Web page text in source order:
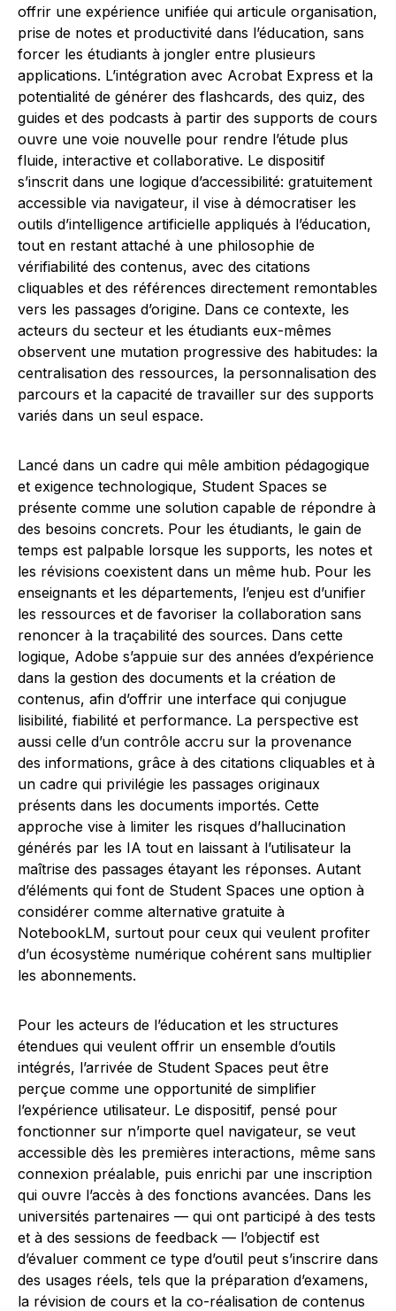
offrir une expérience unifiée qui articule organisation,
prise de notes et productivité dans l’éducation, sans
forcer les étudiants à jongler entre plusieurs
applications. L’intégration avec Acrobat Express et la
potentialité de générer des flashcards, des quiz, des
guides et des podcasts à partir des supports de cours
ouvre une voie nouvelle pour rendre l’étude plus
fluide, interactive et collaborative. Le dispositif
s’inscrit dans une logique d’accessibilité: gratuitement
accessible via navigateur, il vise à démocratiser les
outils d’intelligence artificielle appliqués à l’éducation,
tout en restant attaché à une philosophie de
vérifiabilité des contenus, avec des citations
cliquables et des références directement remontables
vers les passages d’origine. Dans ce contexte, les
acteurs du secteur et les étudiants eux-mêmes
observent une mutation progressive des habitudes: la
centralisation des ressources, la personnalisation des
parcours et la capacité de travailler sur des supports
variés dans un seul espace.
Lancé dans un cadre qui mêle ambition pédagogique
et exigence technologique, Student Spaces se
présente comme une solution capable de répondre à
des besoins concrets. Pour les étudiants, le gain de
temps est palpable lorsque les supports, les notes et
les révisions coexistent dans un même hub. Pour les
enseignants et les départements, l’enjeu est d’unifier
les ressources et de favoriser la collaboration sans
renoncer à la traçabilité des sources. Dans cette
logique, Adobe s’appuie sur des années d’expérience
dans la gestion des documents et la création de
contenus, afin d’offrir une interface qui conjugue
lisibilité, fiabilité et performance. La perspective est
aussi celle d’un contrôle accru sur la provenance
des informations, grâce à des citations cliquables et à
un cadre qui privilégie les passages originaux
présents dans les documents importés. Cette
approche vise à limiter les risques d’hallucination
générés par les IA tout en laissant à l’utilisateur la
maîtrise des passages étayant les réponses. Autant
d’éléments qui font de Student Spaces une option à
considérer comme alternative gratuite à
NotebookLM, surtout pour ceux qui veulent profiter
d’un écosystème numérique cohérent sans multiplier
les abonnements.
Pour les acteurs de l’éducation et les structures
étendues qui veulent offrir un ensemble d’outils
intégrés, l’arrivée de Student Spaces peut être
perçue comme une opportunité de simplifier
l’expérience utilisateur. Le dispositif, pensé pour
fonctionner sur n’importe quel navigateur, se veut
accessible dès les premières interactions, même sans
connexion préalable, puis enrichi par une inscription
qui ouvre l’accès à des fonctions avancées. Dans les
universités partenaires — qui ont participé à des tests
et à des sessions de feedback — l’objectif est
d’évaluer comment ce type d’outil peut s’inscrire dans
des usages réels, tels que la préparation d’examens,
la révision de cours et la co-réalisation de contenus